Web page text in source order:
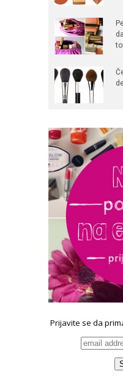
Prijavite se da